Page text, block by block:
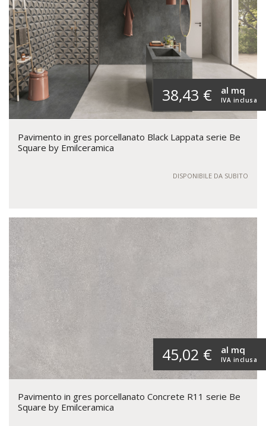
38,43 € IVA inclusa
al mq
Pavimento in gres porcellanato Black Lappata serie Be
Square by Emilceramica
DISPONIBILE DA SUBITO
45,02 € IVA inclusa
al mq
Pavimento in gres porcellanato Concrete R11 serie Be
Square by Emilceramica